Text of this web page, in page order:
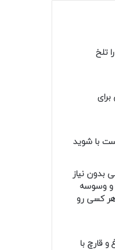
تلخ
برای
با شوید
بدون نیاز
و وسوسه
هر کسی رو
و قارچ با